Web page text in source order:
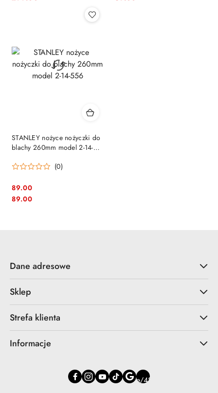
STANLEY nożyce nożyczki do
blachy 260mm model 2-14-
(0)
Cena:
89.00
Cena:
89.00
Dane adresowe
Sklep
Strefa klienta
Informacje